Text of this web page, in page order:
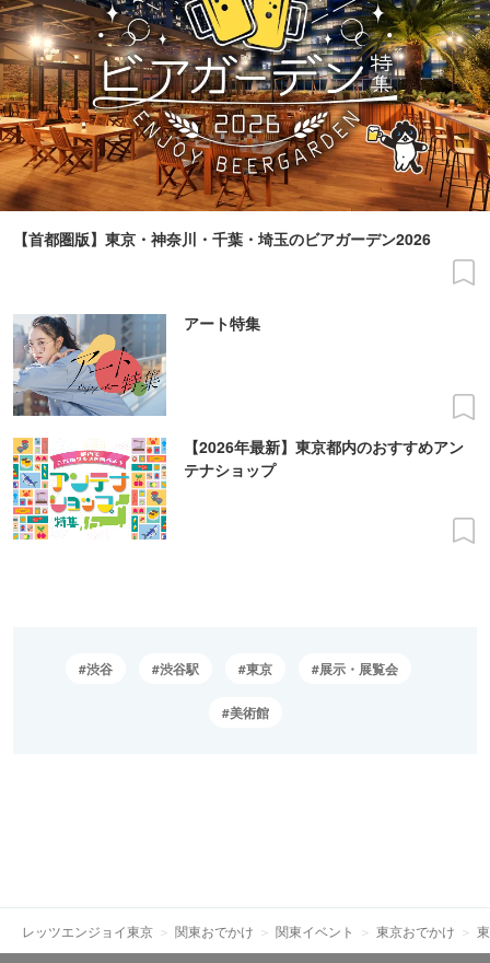
【首都圏版】東京・神奈川・千葉・埼玉のビアガーデン2026
アート特集
【2026年最新】東京都内のおすすめアン
テナショップ
渋谷 渋谷駅 東京 展示・展覧会
美術館
レッツエンジョイ東京 関東おでかけ 関東イベント 東京おでかけ